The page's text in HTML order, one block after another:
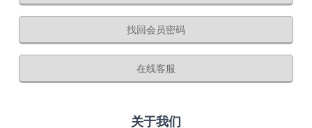
找回会员密码
在线客服
关于我们